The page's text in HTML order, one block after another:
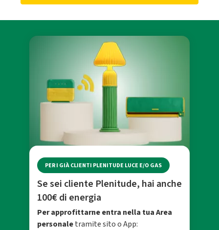
PER I GIÀ CLIENTI PLENITUDE LUCE E/O GAS
Se sei cliente Plenitude, hai anche
100€ di energia
Per approfittarne entra nella tua Area
personaletramite sito o App: